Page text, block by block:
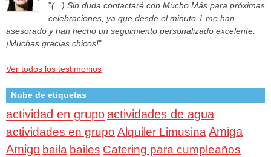
"(...) Sin duda contactaré con Mucho Más para próximas
celebraciones, ya que desde el minuto 1 me han
asesorado y han hecho un seguimiento personalizado excelente.
¡Muchas gracias chicos!"
Ver todos los testimonios
Nube de etiquetas
actividad en grupoactividades de agua
actividades en grupo Alquiler Limusina Amiga
Amigo baila bailes Catering para cumpleaños